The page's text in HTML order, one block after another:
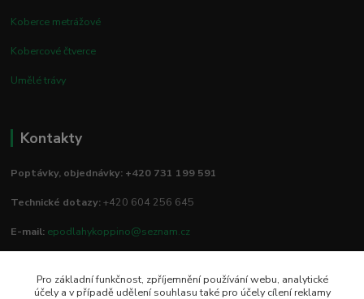
Koberce metrážové
Kobercové čtverce
Umělé trávy
Kontakty
Poptávky, objednávky: +420 731 199 591
Technické dotazy:+420 604 256 645
E-mail: epodlahykoppino@seznam.cz
Prodejna/vzorkovna:
Pro základní funkčnost, zpříjemnění používání webu, analytické
účely a v případě udělení souhlasu také pro účely cílení reklamy